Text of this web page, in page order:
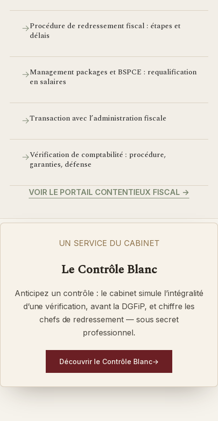
→Procédure de redressement fiscal : étapes et
délais
→Management packages et BSPCE : requalification
en salaires
→Transaction avec l’administration fiscale
→Vérification de comptabilité : procédure,
garanties, défense
VOIR LE PORTAIL CONTENTIEUX FISCAL →
UN SERVICE DU CABINET
Le Contrôle Blanc
Anticipez un contrôle : le cabinet simule l’intégralité
d’une vérification, avant la DGFiP, et chiffre les
chefs de redressement — sous secret
professionnel.
Découvrir le Contrôle Blanc→